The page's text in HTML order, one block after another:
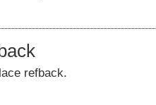
refback.